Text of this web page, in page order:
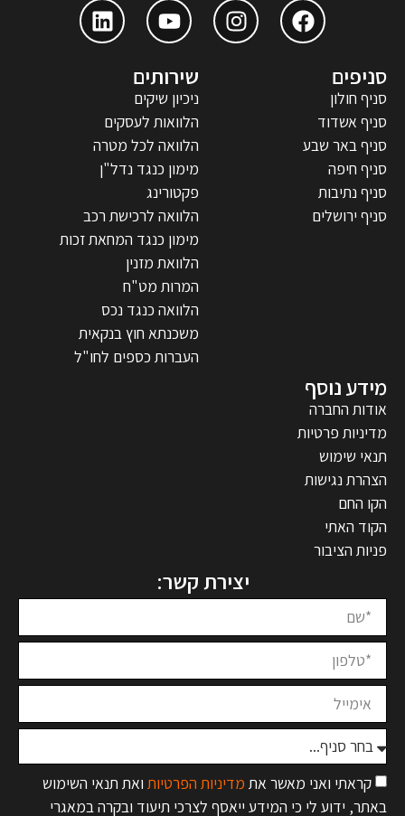
סניפים
סניף חולון
סניף אשדוד
סניף באר שבע
סניף חיפה
סניף נתיבות
סניף ירושלים
שירותים
ניכיון שיקים
הלוואות לעסקים
הלוואה לכל מטרה
מימון כנגד נדל"ן
פקטורינג
הלוואה לרכישת רכב
מימון כנגד המחאת זכות
הלוואת מזנין
המרות מט"ח
הלוואה כנגד נכס
משכנתא חוץ בנקאית
העברות כספים לחו"ל
מידע נוסף
אודות החברה
מדיניות פרטיות
תנאי שימוש
הצהרת נגישות
הקו החם
הקוד האתי
פניות הציבור
יצירת קשר:
קראתי ואני מאשר את מדיניות הפרטיות ואת תנאי השימוש
באתר, ידוע לי כי המידע ייאסף לצרכי תיעוד ובקרה במאגרי